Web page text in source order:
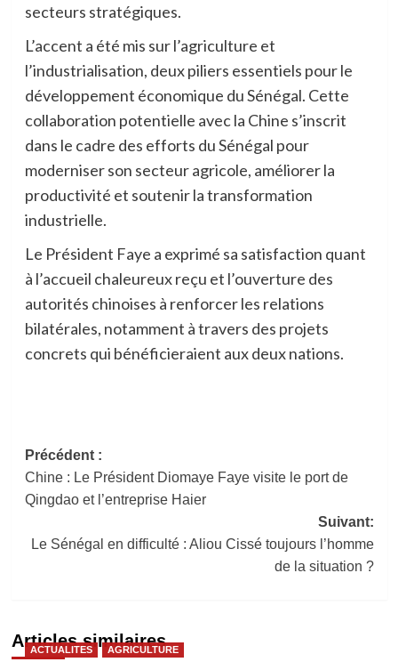
secteurs stratégiques.
L’accent a été mis sur l’agriculture et
l’industrialisation, deux piliers essentiels pour le
développement économique du Sénégal. Cette
collaboration potentielle avec la Chine s’inscrit
dans le cadre des efforts du Sénégal pour
moderniser son secteur agricole, améliorer la
productivité et soutenir la transformation
industrielle.
Le Président Faye a exprimé sa satisfaction quant
à l’accueil chaleureux reçu et l’ouverture des
autorités chinoises à renforcer les relations
bilatérales, notamment à travers des projets
concrets qui bénéficieraient aux deux nations.
Navigation
d’article
Précédent :
Chine : Le Président Diomaye Faye visite le port de
Qingdao et l’entreprise Haier
Suivant:
Le Sénégal en difficulté : Aliou Cissé toujours l’homme
de la situation ?
Articles similaires
ACTUALITES AGRICULTURE